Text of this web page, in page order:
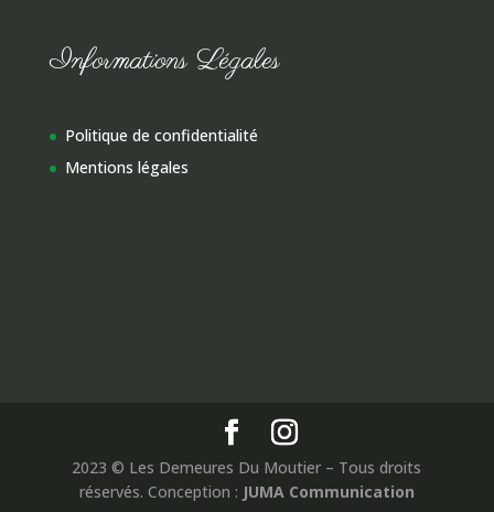
Informations Légales
Politique de confidentialité
Mentions légales
2023 © Les Demeures Du Moutier – Tous droits
réservés. Conception : JUMA Communication